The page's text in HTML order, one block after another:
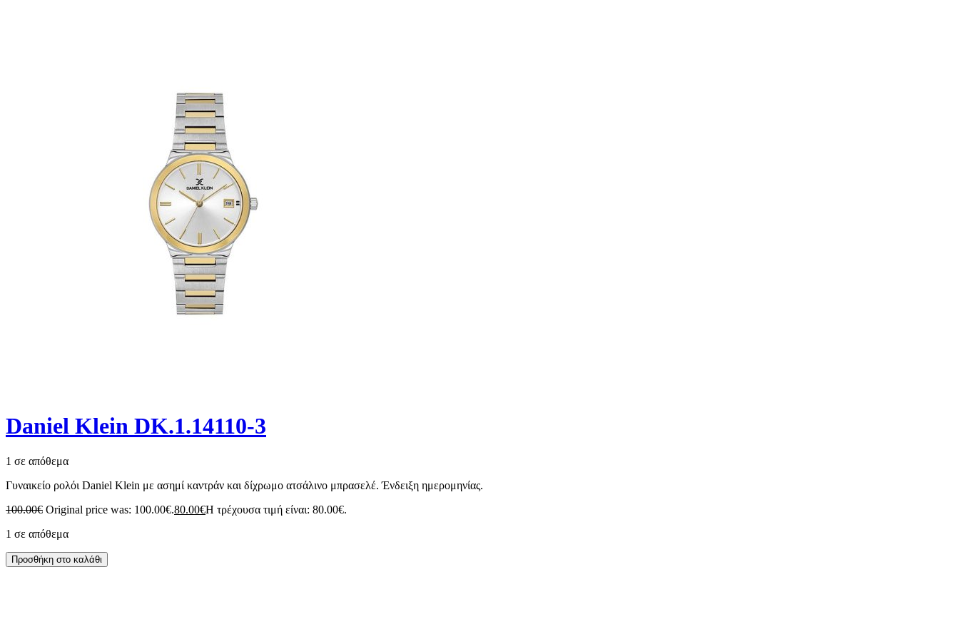
Daniel Klein DK.1.14110-3
1 σε απόθεμα
Γυναικείο ρολόι Daniel Klein με ασημί καντράν και δίχρωμο ατσάλινο μπρασελέ. Ένδειξη ημερομηνίας.
100.00€ Original price was: 100.00€.80.00€Η τρέχουσα τιμή είναι: 80.00€.
1 σε απόθεμα
Προσθήκη στο καλάθι